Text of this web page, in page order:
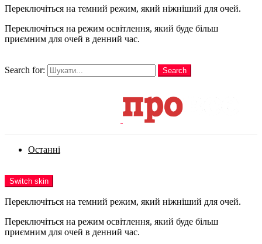
Переключіться на темний режим, який ніжніший для очей.
Переключіться на режим освітлення, який буде більш
приємним для очей в денний час.
Search for:
Search
Останні
Switch skin
Переключіться на темний режим, який ніжніший для очей.
Переключіться на режим освітлення, який буде більш
приємним для очей в денний час.